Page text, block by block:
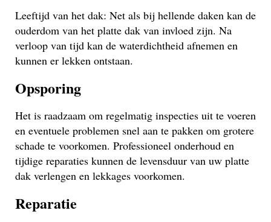
Leeftijd van het dak: Net als bij hellende daken kan de
ouderdom van het platte dak van invloed zijn. Na
verloop van tijd kan de waterdichtheid afnemen en
kunnen er lekken ontstaan.
Opsporing
Het is raadzaam om regelmatig inspecties uit te voeren
en eventuele problemen snel aan te pakken om grotere
schade te voorkomen. Professioneel onderhoud en
tijdige reparaties kunnen de levensduur van uw platte
dak verlengen en lekkages voorkomen.
Reparatie